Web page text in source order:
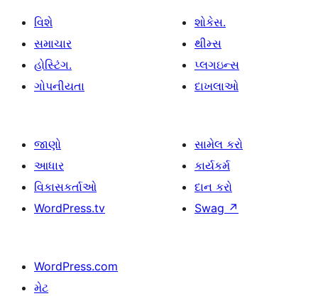
વિશે
સમાચાર
હોસ્ટિંગ.
ગોપનીયતા
શોકેસ.
થીમ્સ
પ્લગઇન્સ
દાખલાઓ
જાણો
આધાર
વિકાસકર્તાઓ
WordPress.tv
સામેલ કરો
કાર્યકર્મ
દાન કરો
Swag ↗
WordPress.com
મેટ